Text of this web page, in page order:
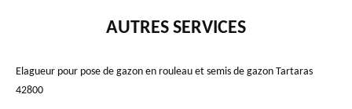
AUTRES SERVICES
Elagueur pour pose de gazon en rouleau et semis de gazon Tartaras
42800